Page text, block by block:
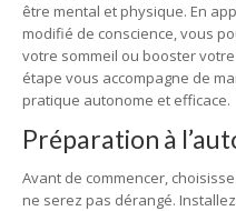
être mental et physique. En
modifié de conscience, vous
votre sommeil ou booster
étape vous accompagne de
pratique autonome et efficace.
Préparation à
Avant de commencer,
ne serez pas dérangé.